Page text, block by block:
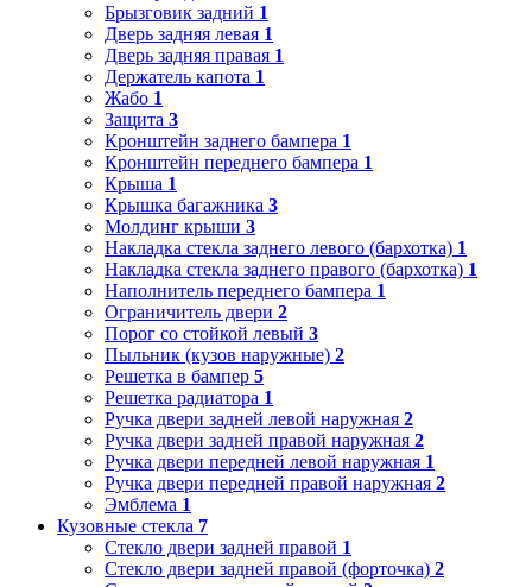
Брызговик задний 1
Дверь задняя левая 1
Дверь задняя правая 1
Держатель капота 1
Жабо 1
Защита 3
Кронштейн заднего бампера 1
Кронштейн переднего бампера 1
Крыша 1
Крышка багажника 3
Молдинг крыши 3
Накладка стекла заднего левого (бархотка) 1
Накладка стекла заднего правого (бархотка) 1
Наполнитель переднего бампера 1
Ограничитель двери 2
Порог со стойкой левый 3
Пыльник (кузов наружные) 2
Решетка в бампер 5
Решетка радиатора 1
Ручка двери задней левой наружная 2
Ручка двери задней правой наружная 2
Ручка двери передней левой наружная 1
Ручка двери передней правой наружная 2
Эмблема 1
Кузовные стекла 7
Стекло двери задней правой 1
Стекло двери задней правой (форточка) 2